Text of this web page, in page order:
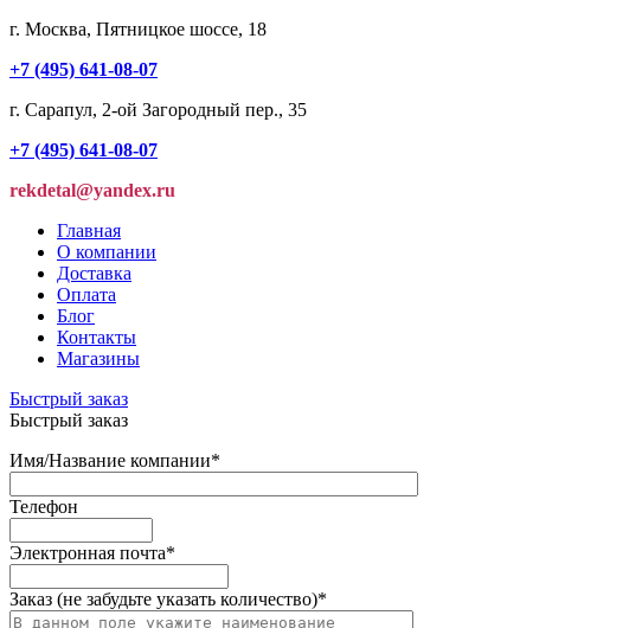
г. Москва, Пятницкое шоссе, 18
+7 (495) 641-08-07
г. Сарапул, 2-ой Загородный пер., 35
+7 (495) 641-08-07
rekdetal@yandex.ru
Главная
О компании
Доставка
Оплата
Блог
Контакты
Магазины
Быстрый заказ
Быстрый заказ
Имя/Название компании*
Телефон
Электронная почта*
Заказ (не забудьте указать количество)*